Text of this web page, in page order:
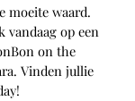
moeite waard.
vandaag op een
on the
Vinden jullie